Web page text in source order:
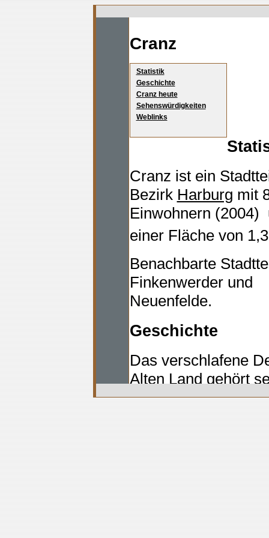
Cranz
Statistik
Geschichte
Cranz heute
Sehenswürdigkeiten
Weblinks
Cranz ist ein
Bezirk Harburg mit
Einwohnern (2004)
einer Fläche von
Benachbarte
Finkenwerder und
Neuenfelde.
Geschichte
Das verschlafene
Alten Land gehört
liegt südlich der
Este. Waren es
Fischfang, spielt
dem fruchtbaren
In Reaktion auf die
auch Cranz
erhöht und das